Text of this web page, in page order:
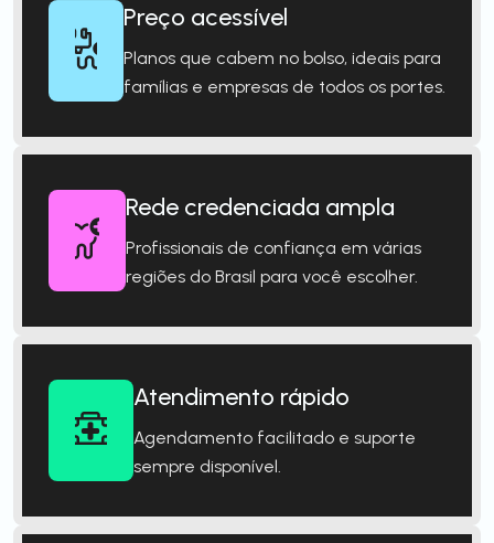
Preço acessível
Planos que cabem no bolso, ideais para
famílias e empresas de todos os portes.
Rede credenciada ampla
Profissionais de confiança em várias
regiões do Brasil para você escolher.
Atendimento rápido
Agendamento facilitado e suporte
sempre disponível.